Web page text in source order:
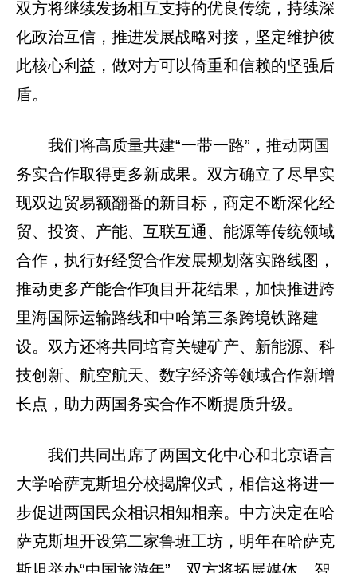
双方将继续发扬相互支持的优良传统，持续深
化政治互信，推进发展战略对接，坚定维护彼
此核心利益，做对方可以倚重和信赖的坚强后
盾。
我们将高质量共建“一带一路”，推动两国
务实合作取得更多新成果。双方确立了尽早实
现双边贸易额翻番的新目标，商定不断深化经
贸、投资、产能、互联互通、能源等传统领域
合作，执行好经贸合作发展规划落实路线图，
推动更多产能合作项目开花结果，加快推进跨
里海国际运输路线和中哈第三条跨境铁路建
设。双方还将共同培育关键矿产、新能源、科
技创新、航空航天、数字经济等领域合作新增
长点，助力两国务实合作不断提质升级。
我们共同出席了两国文化中心和北京语言
大学哈萨克斯坦分校揭牌仪式，相信这将进一
步促进两国民众相识相知相亲。中方决定在哈
萨克斯坦开设第二家鲁班工坊，明年在哈萨克